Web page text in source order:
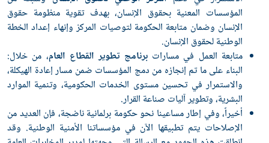
المؤسسات المعنية بحقوق الإنسان، بهدف تقوية منظومة حقوق
الإنسان وضمان متابعة الحكومة لتوصيات المركز وإنهاء إعداد الخطة
الوطنية لحقوق الإنسان.
متابعة العمل في مساراتبرنامج تطوير القطاع العام، من خلال:
البناء على ما تم إنجازه من دمج المؤسسات ضمن مسار إعادة الهيكلة،
والاستمرار في تحسين مستوى الخدمات الحكومية، وتنمية الموارد
البشرية، وتطوير آليات صناعة القرار.
أخيراً، وفي إطار مساعينا نحو حكومة برلمانية ناضجة، فإن العديد من
الإصلاحات يتم تطبيقها الآن في مؤسساتنا الأمنية الوطنية. وقد